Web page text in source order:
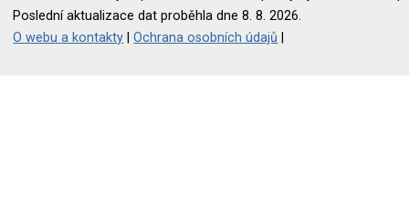
Poslední aktualizace dat proběhla dne 8. 8. 2026.
O webu a kontakty |Ochrana osobních údajů